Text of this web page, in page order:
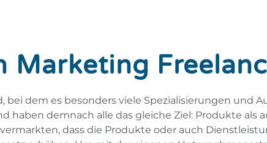
Marketing
bei dem es besonders viele Spezialisierungen und
haben demnach alle das gleiche Ziel: Produkte als
dass die Produkte oder auch